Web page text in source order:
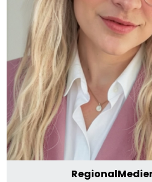
Sarah
E-Mail